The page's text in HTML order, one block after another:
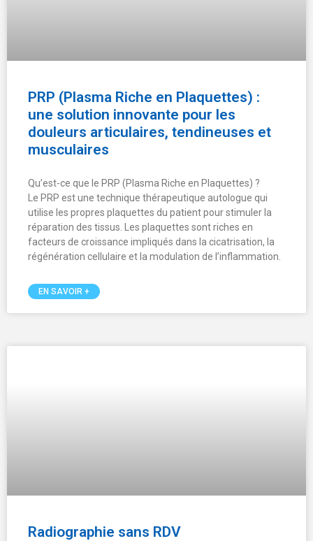
PRP (Plasma Riche en Plaquettes) :
une solution innovante pour les
douleurs articulaires, tendineuses et
musculaires
Qu’est-ce que le PRP (Plasma Riche en Plaquettes) ?
Le PRP est une technique thérapeutique autologue qui
utilise les propres plaquettes du patient pour stimuler la
réparation des tissus. Les plaquettes sont riches en
facteurs de croissance impliqués dans la cicatrisation, la
régénération cellulaire et la modulation de l’inflammation.
EN SAVOIR +
Radiographie sans RDV